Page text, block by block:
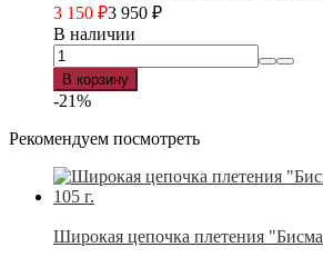
3 150 ₽3 950 ₽
В наличии
В корзину
-21%
Рекомендуем посмотреть
Широкая цепочка плетения